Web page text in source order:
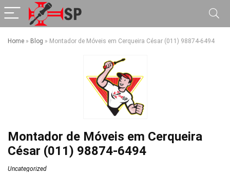
Home » Blog » Montador de Móveis em Cerqueira César (011) 98874-6494
Montador de Móveis em Cerqueira
César (011) 98874-6494
Uncategorized